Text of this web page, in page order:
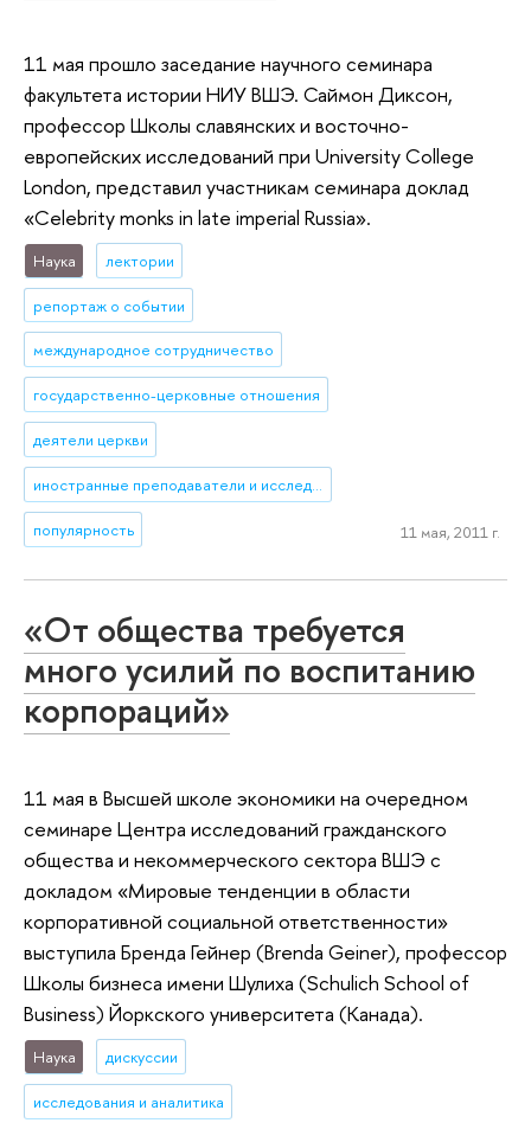
11 мая прошло заседание научного семинара
факультета истории НИУ ВШЭ. Саймон Диксон,
профессор Школы славянских и восточно-
европейских исследований при University College
London, представил участникам семинара доклад
«Celebrity monks in late imperial Russia».
Наука лектории
репортаж о событии
международное сотрудничество
государственно-церковные отношения
деятели церкви
иностранные преподаватели и исследователи
популярность 11 мая, 2011 г.
«От общества требуется
много усилий по воспитанию
корпораций»
11 мая в Высшей школе экономики на очередном
семинаре Центра исследований гражданского
общества и некоммерческого сектора ВШЭ с
докладом «Мировые тенденции в области
корпоративной социальной ответственности»
выступила Бренда Гейнер (Brenda Geiner), профессор
Школы бизнеса имени Шулиха (Schulich School of
Business) Йоркского университета (Канада).
Наука дискуссии
исследования и аналитика